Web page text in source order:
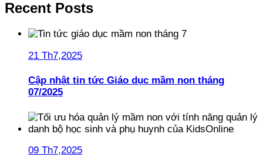
Recent Posts
21 Th7,2025
Cập nhật tin tức Giáo dục mầm non tháng
07/2025
09 Th7,2025